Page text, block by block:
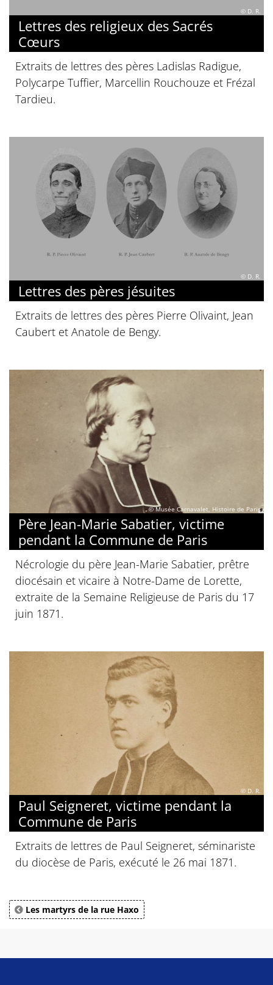
© D. R.
Lettres des religieux des Sacrés
Cœurs
Extraits de lettres des pères Ladislas Radigue,
Polycarpe Tuffier, Marcellin Rouchouze et Frézal
Tardieu.
© D. R.
Lettres des pères jésuites
Extraits de lettres des pères Pierre Olivaint, Jean
Caubert et Anatole de Bengy.
© Musée Carnavalet, Histoire de Paris
Père Jean-Marie Sabatier, victime
pendant la Commune de Paris
Nécrologie du père Jean-Marie Sabatier, prêtre
diocésain et vicaire à Notre-Dame de Lorette,
extraite de la Semaine Religieuse de Paris du 17
juin 1871.
© D. R.
Paul Seigneret, victime pendant la
Commune de Paris
Extraits de lettres de Paul Seigneret, séminariste
du diocèse de Paris, exécuté le 26 mai 1871.
Les martyrs de la rue Haxo